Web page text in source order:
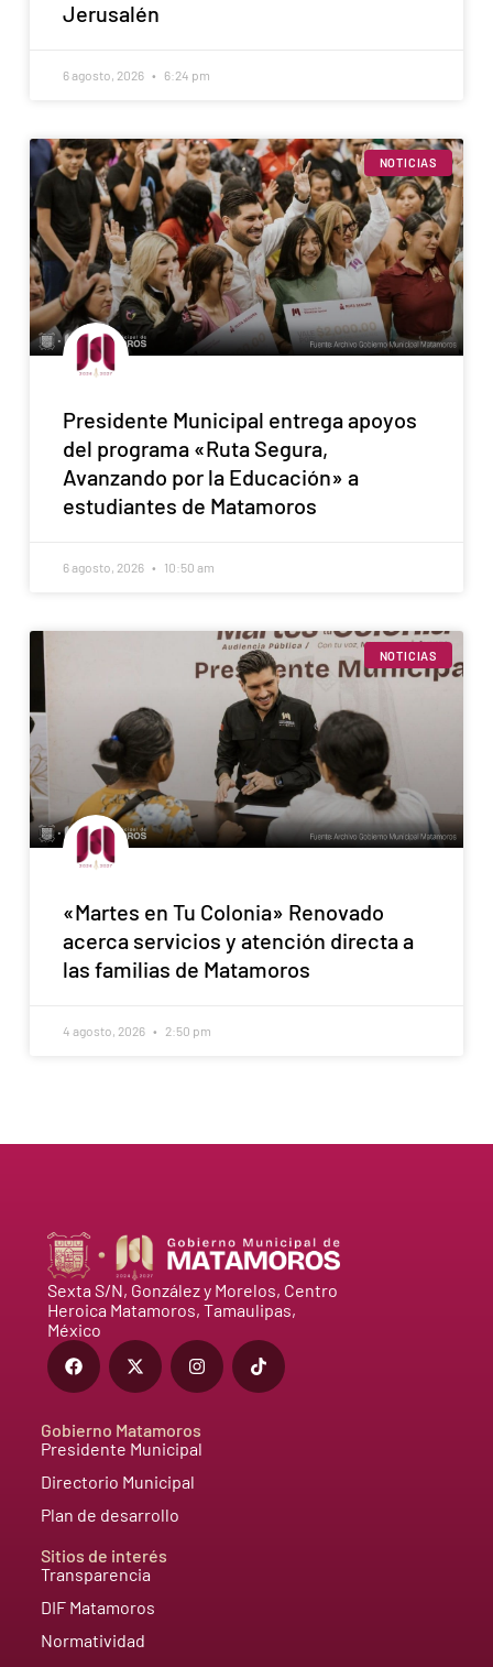
Jerusalén
6 agosto, 2026 6:24 pm
NOTICIAS
Presidente Municipal entrega apoyos
del programa «Ruta Segura,
Avanzando por la Educación» a
estudiantes de Matamoros
6 agosto, 2026 10:50 am
NOTICIAS
«Martes en Tu Colonia» Renovado
acerca servicios y atención directa a
las familias de Matamoros
4 agosto, 2026 2:50 pm
Sexta S/N, González y Morelos, Centro
Heroica Matamoros, Tamaulipas,
México
Gobierno Matamoros
Presidente Municipal
Directorio Municipal
Plan de desarrollo
Sitios de interés
Transparencia
DIF Matamoros
Normatividad